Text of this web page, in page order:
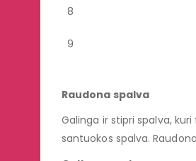
8
9
Raudona spalva
Galinga ir stipri spalva,
santuokos spalva.